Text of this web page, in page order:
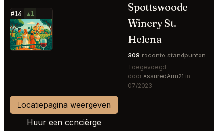
#14 ▲1
⭐
Spottswoode
Winery St.
Helena
308 recente standpunten
Toegevoegd
door AssuredArm21 in
07/2023
Locatiepagina weergeven
Huur een conciërge